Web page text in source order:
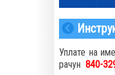
Уплате на
рачун 840-